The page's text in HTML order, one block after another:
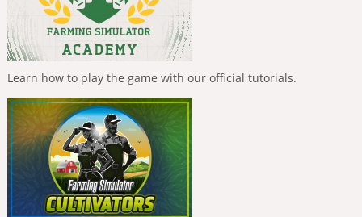
Learn how to play the game with our official tutorials.